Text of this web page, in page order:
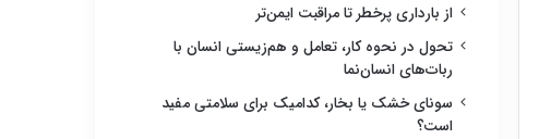
از بارداری پرخطر تا مراقبت ایمن‌تر
تحول در نحوه کار، تعامل و هم‌زیستی انسان با
ربات‌های انسان‌نما
سونای خشک یا بخار، کدامیک برای سلامتی مفید
است؟